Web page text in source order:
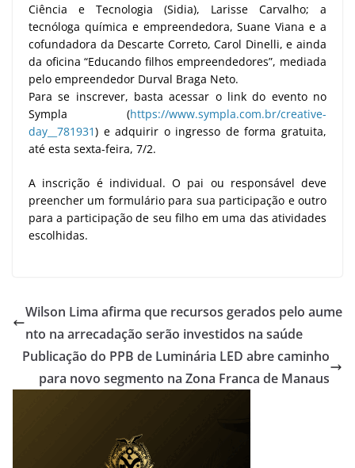
Ciência e Tecnologia (Sidia), Larisse Carvalho; a
tecnóloga química e empreendedora, Suane Viana e a
cofundadora da Descarte Correto, Carol Dinelli, e ainda
da oficina “Educando filhos empreendedores”, mediada
pelo empreendedor Durval Braga Neto.
Para se inscrever, basta acessar o link do evento no
Sympla (https://www.sympla.com.br/creative-
day__781931) e adquirir o ingresso de forma gratuita,
até esta sexta-feira, 7/2.
A inscrição é individual. O pai ou responsável deve
preencher um formulário para sua participação e outro
para a participação de seu filho em uma das atividades
escolhidas.
Wilson Lima afirma que recursos gerados pelo aume
nto na arrecadação serão investidos na saúde
Publicação do PPB de Luminária LED abre caminho
para novo segmento na Zona Franca de Manaus